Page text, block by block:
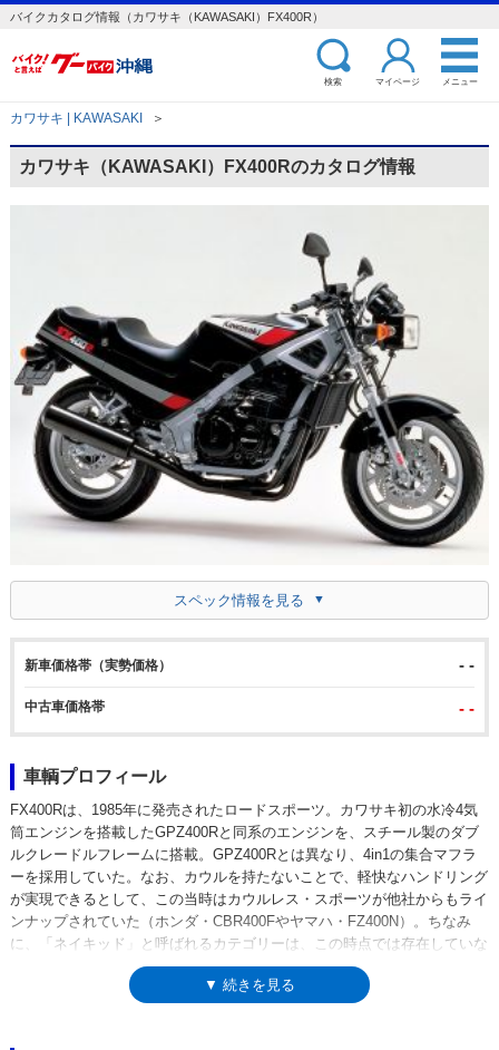
バイクカタログ情報（カワサキ（KAWASAKI）FX400R）
検索 マイページ メニュー
カワサキ | KAWASAKI ＞
カワサキ（KAWASAKI）FX400Rのカタログ情報
スペック情報を見る
新車価格帯（実勢価格） - -
中古車価格帯 - -
車輌プロフィール
FX400Rは、1985年に発売されたロードスポーツ。カワサキ初の水冷4気
筒エンジンを搭載したGPZ400Rと同系のエンジンを、スチール製のダブ
ルクレードルフレームに搭載。GPZ400Rとは異なり、4in1の集合マフラ
ーを採用していた。なお、カウルを持たないことで、軽快なハンドリング
が実現できるとして、この当時はカウルレス・スポーツが他社からもライ
ンナップされていた（ホンダ・CBR400Fやヤマハ・FZ400N）。ちなみ
に、「ネイキッド」と呼ばれるカテゴリーは、この時点では存在していな
い。のちに広く使われるようになる「カウルレスのバイク＝ネイキッド」
という概念は、1989年発売のゼファー（400）が確立させたものだった。
▼ 続きを見る